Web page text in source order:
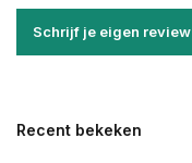
Schrijf je eigen review
Recent bekeken